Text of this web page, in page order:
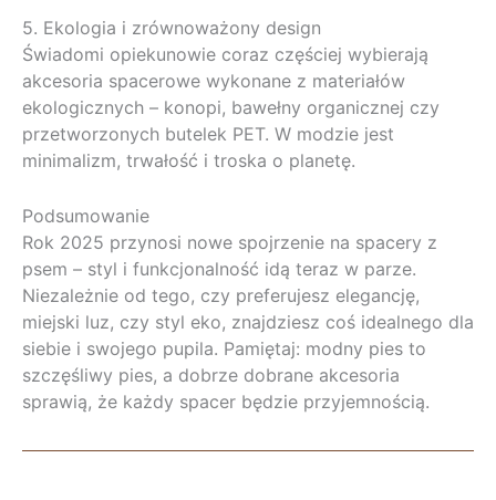
5. Ekologia i zrównoważony design
Świadomi opiekunowie coraz częściej wybierają
akcesoria spacerowe wykonane z materiałów
ekologicznych – konopi, bawełny organicznej czy
przetworzonych butelek PET. W modzie jest
minimalizm, trwałość i troska o planetę.
Podsumowanie
Rok 2025 przynosi nowe spojrzenie na spacery z
psem – styl i funkcjonalność idą teraz w parze.
Niezależnie od tego, czy preferujesz elegancję,
miejski luz, czy styl eko, znajdziesz coś idealnego dla
siebie i swojego pupila. Pamiętaj: modny pies to
szczęśliwy pies, a dobrze dobrane akcesoria
sprawią, że każdy spacer będzie przyjemnością.